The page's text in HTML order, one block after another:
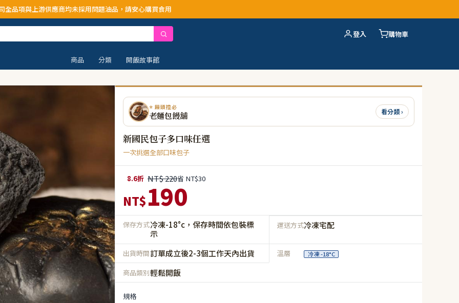
均未採用問題油品，請安心購買食用
登入 購物車
商品 分類 開飯故事館
⭐ 饅頭控必
老麵包饅舖 看分類 ›
新國民包子多口味任選
一次挑選全部口味包子
8.6折 NT$ 220省 NT$30
NT$190
保存方式冷凍-18°c，保存時間依包裝標
示
運送方式冷凍宅配
出貨時間訂單成立後2-3個工作天內出貨 溫層 冷凍 -18°C
商品類別輕鬆開飯
規格